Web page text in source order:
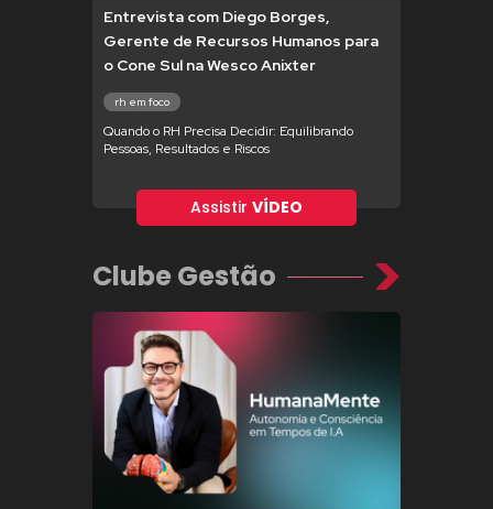
Entrevista com Diego Borges,
Gerente de Recursos Humanos para
o Cone Sul na Wesco Anixter
rh em foco
Quando o RH Precisa Decidir: Equilibrando
Pessoas, Resultados e Riscos
Assistir VÍDEO
Clube Gestão